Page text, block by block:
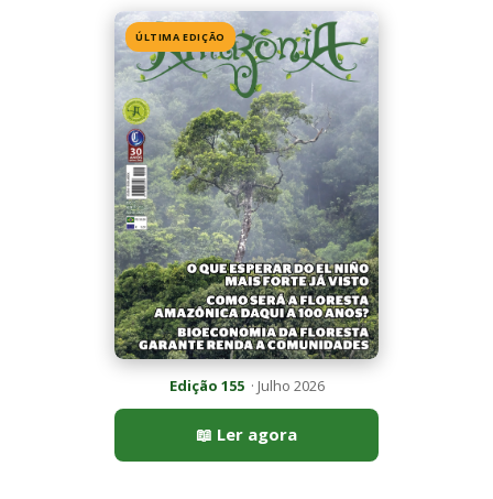
Edição 155· Julho 2026
📖 Ler agora
Mais lidas da semana